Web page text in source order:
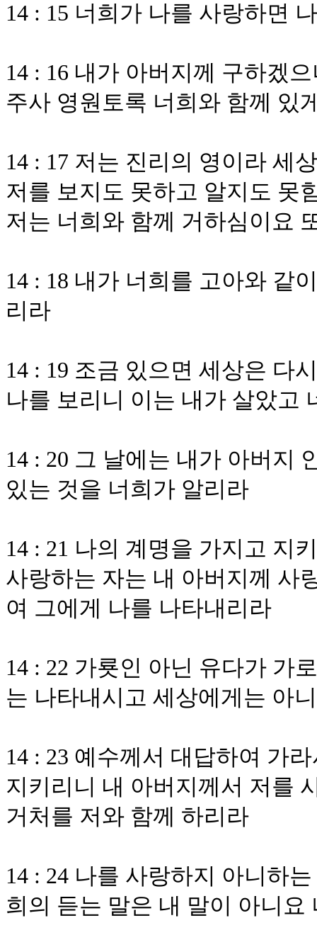
14 : 15 너희가 나를 사랑하면
14 : 16 내가 아버지께 구하겠
주사 영원토록 너희와 함께 있
14 : 17 저는 진리의 영이라 세
저를 보지도 못하고 알지도 못
저는 너희와 함께 거하심이요
14 : 18 내가 너희를 고아와 같
리라
14 : 19 조금 있으면 세상은 다
나를 보리니 이는 내가 살았고
14 : 20 그 날에는 내가 아버지
있는 것을 너희가 알리라
14 : 21 나의 계명을 가지고 지
사랑하는 자는 내 아버지께 사
여 그에게 나를 나타내리라
14 : 22 가룟인 아닌 유다가 가
는 나타내시고 세상에게는 아
14 : 23 예수께서 대답하여 가
지키리니 내 아버지께서 저를
거처를 저와 함께 하리라
14 : 24 나를 사랑하지 아니하
희의 듣는 말은 내 말이 아니